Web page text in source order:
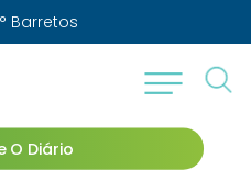
° Barretos
O Diário